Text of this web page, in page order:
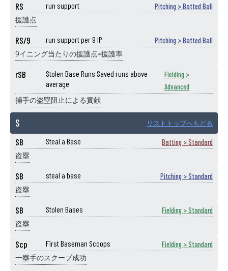
RS run support Pitching > Batted Ball
援護点
RS/9 run support per 9 IP Pitching > Batted Ball
9イニング当たりの援護点=援護率
rSB
Stolen Base Runs Saved runs above
average
Fielding >
Advanced
捕手の盗塁阻止による貢献
S リストトップへもどる
SB Steal a Base Batting > Standard
盗塁
SB steal a base Pitching > Standard
盗塁
SB Stolen Bases Fielding > Standard
盗塁
Scp First Baseman Scoops Fielding > Standard
一塁手のスクープ成功